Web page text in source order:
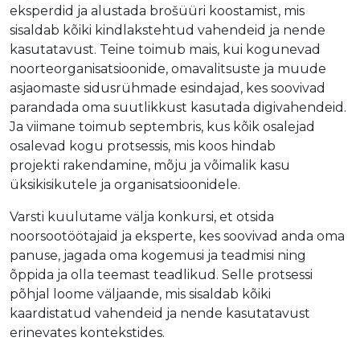
eksperdid ja alustada brošüüri koostamist, mis
sisaldab kõiki kindlakstehtud vahendeid ja nende
kasutatavust. Teine toimub mais, kui kogunevad
noorteorganisatsioonide, omavalitsuste ja muude
asjaomaste sidusrühmade esindajad, kes soovivad
parandada oma suutlikkust kasutada digivahendeid.
Ja viimane toimub septembris, kus kõik osalejad
osalevad kogu protsessis, mis koos hindab
projekti rakendamine, mõju ja võimalik kasu
üksikisikutele ja organisatsioonidele.
Varsti kuulutame välja konkursi, et otsida
noorsootöötajaid ja eksperte, kes soovivad anda oma
panuse, jagada oma kogemusi ja teadmisi ning
õppida ja olla teemast teadlikud. Selle protsessi
põhjal loome väljaande, mis sisaldab kõiki
kaardistatud vahendeid ja nende kasutatavust
erinevates kontekstides.